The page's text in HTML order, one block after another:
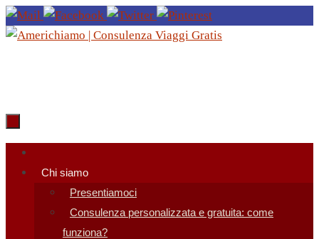
Salta
al
Salta
contenuto
Chi siamo
Presentiamoci
Consulenza personalizzata e gratuita: come
funziona?